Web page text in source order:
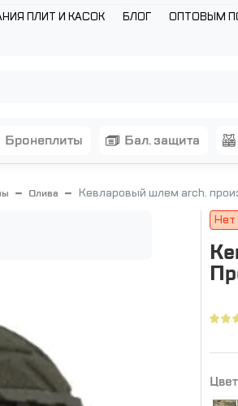
ПЛИТ И КАСОК БЛОГ ОПТОВЫМ
бронеплиты бал. защита
Олива Кевларовый шлем arch.
Нет
Цвет